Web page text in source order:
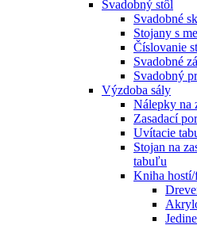
Svadobný stôl
Svadobné
Stojany s
Číslovanie
Svadobné
Svadobný
Výzdoba sály
Nálepky na
Zasadací
Uvítacie
Stojan na
tabuľu
Kniha